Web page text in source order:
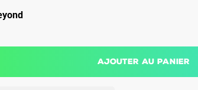
Ajouter au panier